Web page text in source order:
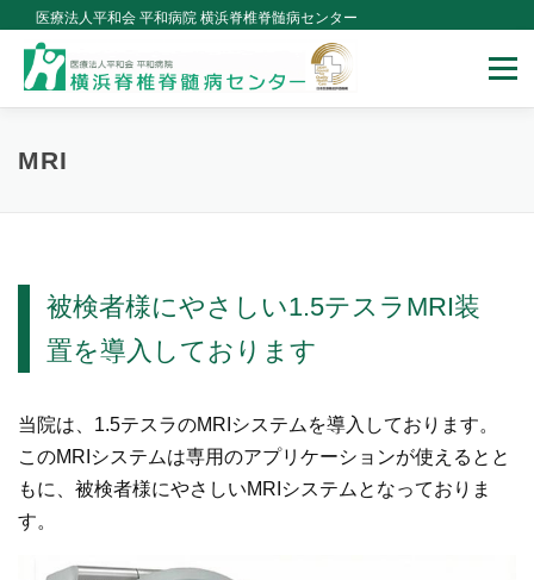
Skip
content
医療法人平和会 平和病院 横浜脊椎脊髄病センター
Menu
講演会セミナー・学会・論文 ドクターコラム
MRI
被検者様にやさしい1.5テスラMRI装
置を導入しております
当院は、1.5テスラのMRIシステムを導入しております。
このMRIシステムは専用のアプリケーションが使えるとと
もに、被検者様にやさしいMRIシステムとなっておりま
す。